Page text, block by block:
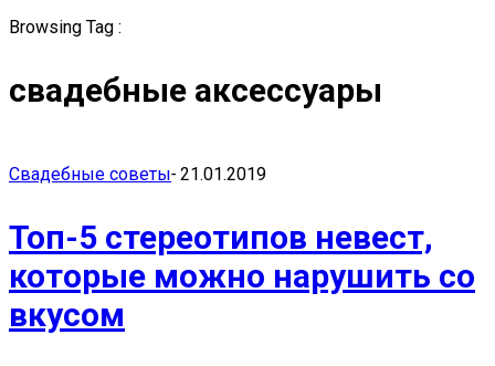
Browsing Tag :
свадебные аксессуары
Свадебные советы- 21.01.2019
Топ-5 стереотипов невест,
которые можно нарушить со
вкусом